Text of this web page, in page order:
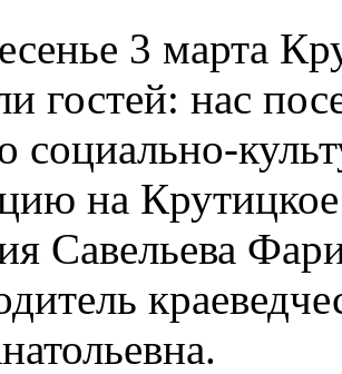
3 марта
гостей: нас
социально-
на
Савельева